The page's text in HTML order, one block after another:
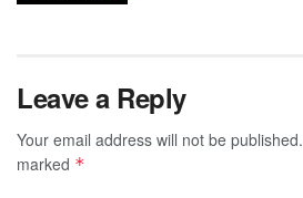
Leave a Reply
Your email address will not be published.
marked *